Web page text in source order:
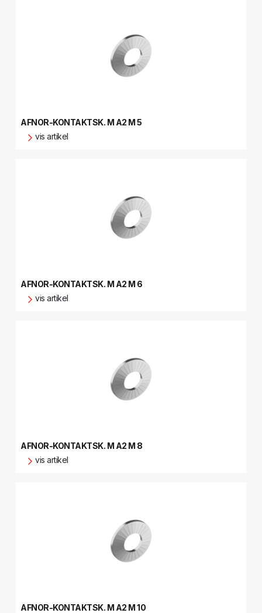
AFNOR-KONTAKTSK. M A2 M 5
vis artikel
AFNOR-KONTAKTSK. M A2 M 6
vis artikel
AFNOR-KONTAKTSK. M A2 M 8
vis artikel
AFNOR-KONTAKTSK. M A2 M 10